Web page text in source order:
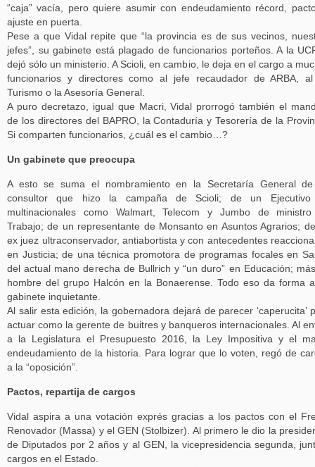
“caja” vacía, pero quiere asumir con endeudamiento récord,
ajuste en puerta.
Pese a que Vidal repite que “la provincia es de sus vecinos,
jefes”, su gabinete está plagado de funcionarios porteños. A la
dejó sólo un ministerio. A Scioli, en cambio, le deja en el cargo a
funcionarios y directores como al jefe recaudador de ARBA,
Turismo o la Asesoría General.
A puro decretazo, igual que Macri, Vidal prorrogó también el
de los directores del BAPRO, la Contaduría y Tesorería de la
Si comparten funcionarios, ¿cuál es el cambio…?
Un gabinete que preocupa
A esto se suma el nombramiento en la Secretaría General
consultor que hizo la campaña de Scioli; de un
multinacionales como Walmart, Telecom y Jumbo de
Trabajo; de un representante de Monsanto en Asuntos Agrarios;
ex juez ultraconservador, antiabortista y con antecedentes
en Justicia; de una técnica promotora de programas focales en
del actual mano derecha de Bullrich y “un duro” en Educación;
hombre del grupo Halcón en la Bonaerense. Todo eso da forma
gabinete inquietante.
Al salir esta edición, la gobernadora dejará de parecer ‘caperucita’
actuar como la gerente de buitres y banqueros internacionales. Al
a la Legislatura el Presupuesto 2016, la Ley Impositiva y el
endeudamiento de la historia. Para lograr que lo voten, regó de
a la “oposición”.
Pactos, repartija de cargos
Vidal aspira a una votación exprés gracias a los pactos con el
Renovador (Massa) y el GEN (Stolbizer). Al primero le dio la
de Diputados por 2 años y al GEN, la vicepresidencia segunda,
cargos en el Estado.